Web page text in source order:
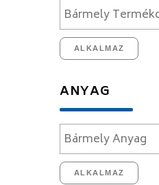
ALKALMAZ
ANYAG
ALKALMAZ